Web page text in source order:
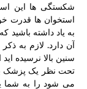
شکستگی ها این
استخوان ها قدرت
به یاد داشته باشید
آن دارد. لازم به
سنین بالا نرسیده
تحت نظر یک پزشک
می شود را به شما